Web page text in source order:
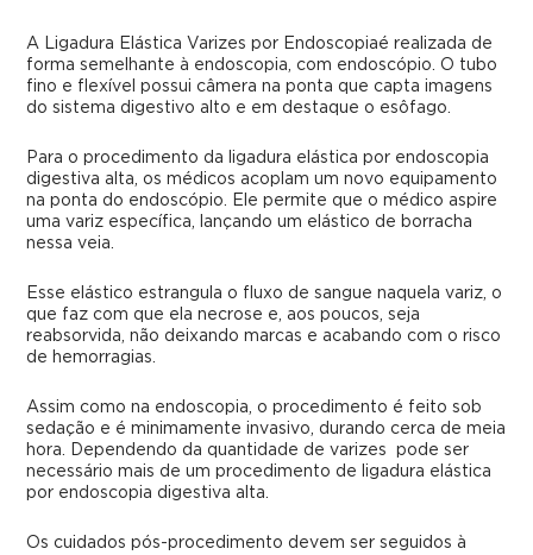
A Ligadura Elástica Varizes por Endoscopiaé realizada de
forma semelhante à endoscopia, com endoscópio. O tubo
fino e flexível possui câmera na ponta que capta imagens
do sistema digestivo alto e em destaque o esôfago.
Para o procedimento da ligadura elástica por endoscopia
digestiva alta, os médicos acoplam um novo equipamento
na ponta do endoscópio. Ele permite que o médico aspire
uma variz específica, lançando um elástico de borracha
nessa veia.
Esse elástico estrangula o fluxo de sangue naquela variz, o
que faz com que ela necrose e, aos poucos, seja
reabsorvida, não deixando marcas e acabando com o risco
de hemorragias.
Assim como na endoscopia, o procedimento é feito sob
sedação e é minimamente invasivo, durando cerca de meia
hora. Dependendo da quantidade de varizes pode ser
necessário mais de um procedimento de ligadura elástica
por endoscopia digestiva alta.
Os cuidados pós-procedimento devem ser seguidos à